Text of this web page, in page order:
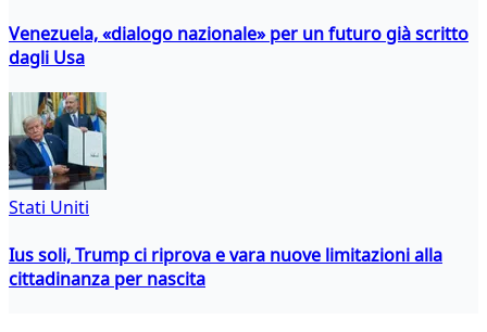
Venezuela, «dialogo nazionale» per un futuro già scritto
dagli Usa
Stati Uniti
Ius soli, Trump ci riprova e vara nuove limitazioni alla
cittadinanza per nascita